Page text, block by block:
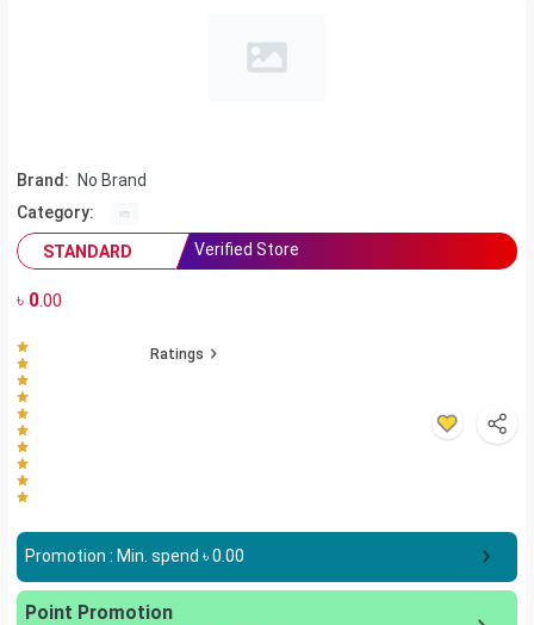
Brand:
No Brand
Category:
STANDARD
Verified Store
৳ 0.00
Ratings
Promotion : Min. spend ৳0.00
Point Promotion